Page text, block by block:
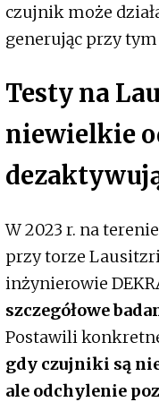
czujnik może
generując przy tym
Testy na
niewielkie
W 2023 r. na
przy torze
inżynierowie
szczegółowe
Postawili
gdy czujniki są
ale odchylenie